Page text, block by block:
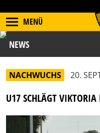
MENÜ
NEWS
NACHWUCHS 20.
U17 SCHLÄGT VIKTORIA